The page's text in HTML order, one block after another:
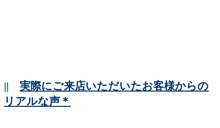
|| 実際にご来店いただいたお客様からの
リアルな声＊